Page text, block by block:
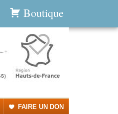
Boutique
FAIRE UN DON